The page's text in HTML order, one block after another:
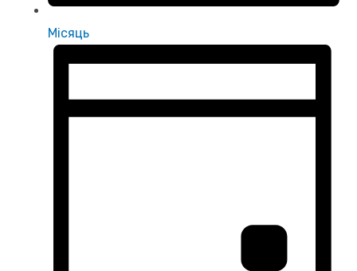
Місяць